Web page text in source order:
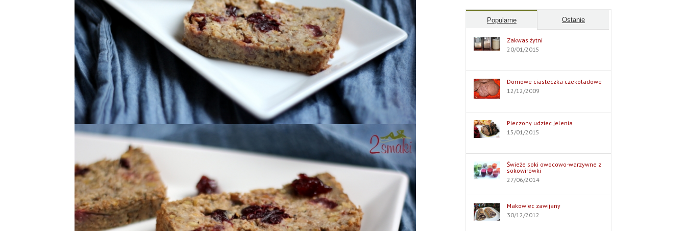
Popularne Ostanie
Zakwas żytni
20/01/2015
Domowe ciasteczka czekoladowe
12/12/2009
Pieczony udziec jelenia
15/01/2015
Świeże soki owocowo-warzywne z
sokowirówki
27/06/2014
Makowiec zawijany
30/12/2012